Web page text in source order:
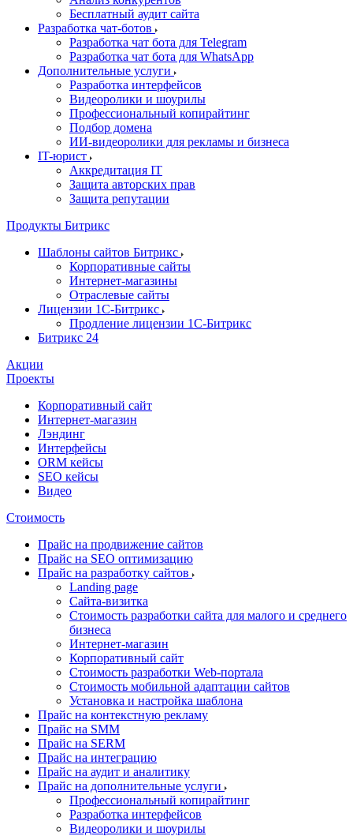
Бесплатный аудит сайта
Разработка чат-ботов
Разработка чат бота для Telegram
Разработка чат бота для WhatsApp
Дополнительные услуги
Разработка интерфейсов
Видеоролики и шоурилы
Профессиональный копирайтинг
Подбор домена
ИИ-видеоролики для рекламы и бизнеса
IT-юрист
Аккредитация IT
Защита авторских прав
Защита репутации
Продукты Битрикс
Шаблоны сайтов Битрикс
Корпоративные сайты
Интернет-магазины
Отраслевые сайты
Лицензии 1С-Битрикс
Продление лицензии 1С-Битрикс
Битрикс 24
Акции
Проекты
Корпоративный сайт
Интернет-магазин
Лэндинг
Интерфейсы
ORM кейсы
SEO кейсы
Видео
Стоимость
Прайс на продвижение сайтов
Прайс на SEO оптимизацию
Прайс на разработку сайтов
Landing page
Cайта-визитка
Стоимость разработки сайта для малого и среднего
бизнеса
Интернет-магазин
Корпоративный сайт
Стоимость разработки Web-портала
Стоимость мобильной адаптации сайтов
Установка и настройка шаблона
Прайс на контекстную рекламу
Прайс на SMM
Прайс на SERM
Прайс на интеграцию
Прайс на аудит и аналитику
Прайс на дополнительные услуги
Профессиональный копирайтинг
Разработка интерфейсов
Видеоролики и шоурилы